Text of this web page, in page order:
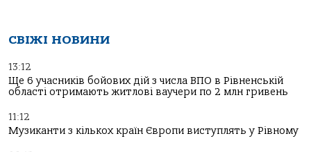
СВІЖІ НОВИНИ
13:12
Ще 6 учасників бойових дій з числа ВПО в Рівненській
області отримають житлові ваучери по 2 млн гривень
11:12
Музиканти з кількох країн Європи виступлять у Рівному